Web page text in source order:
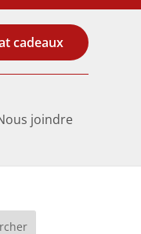
cadeaux
joindre